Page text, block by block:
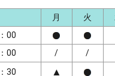
月 火
00
00
/
/
30
▲